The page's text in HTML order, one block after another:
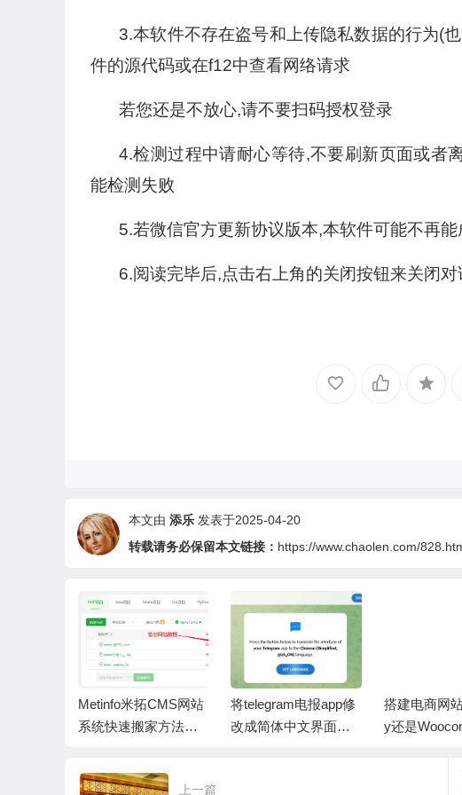
3.本软件不存在盗号和上传隐私数据的行为(
件的源代码或在f12中查看网络请求
若您还是不放心,请不要扫码授权登录
4.检测过程中请耐心等待,不要刷新页面或者
能检测失败
5.若微信官方更新协议版本,本软件可能不再
6.阅读完毕后,点击右上角的关闭按钮来关闭
本文由 添乐 发表于2025-04-20
转载请务必保留本文链接： https://www.chaolen.com/
Metinfo米拓CMS网站
系统快速搬家方法之
将telegram电报app修
改成简体中文界面，T
搭建电商网
y还是
上一篇